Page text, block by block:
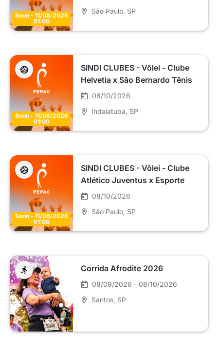
Soon - 11/08/2026
01:00
São Paulo , SP
Soon - 11/08/2026
01:00
SINDI CLUBES - Vôlei - Clube
Helvetia x São Bernardo Tênis
Clube - G - Master SC6 (E)
08/10/2026
Indaiatuba , SP
Soon - 11/08/2026
01:00
SINDI CLUBES - Vôlei - Clube
Atlético Juventus x Esporte
Clube Pinheiros - Master SC8
08/10/2026
São Paulo , SP
Corrida Afrodite 2026
08/09/2026 - 08/10/2026
Santos , SP